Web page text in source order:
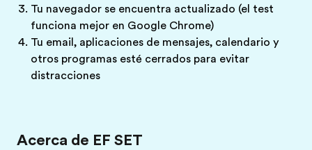
Tu navegador se encuentra actualizado (el test
funciona mejor en Google Chrome)
Tu email, aplicaciones de mensajes, calendario y
otros programas esté cerrados para evitar
distracciones
Acerca de EF SET